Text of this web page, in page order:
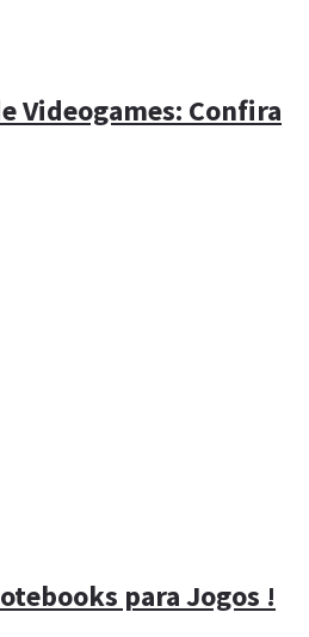
Videogames: Confira
para Jogos !